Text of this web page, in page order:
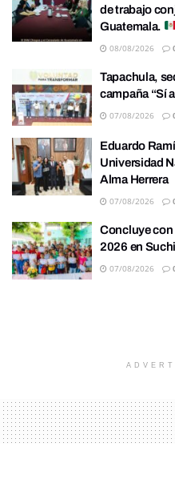
de trabajo
Guatemala.
08/08/2026
Tapachula,
campaña “Sí
07/08/2026
Eduardo
Universidad
Alma Herrera
07/08/2026
Concluye con
2026 en
07/08/2026